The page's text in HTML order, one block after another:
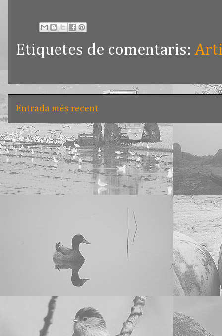
Etiquetes de comentaris:
Entrada més recent